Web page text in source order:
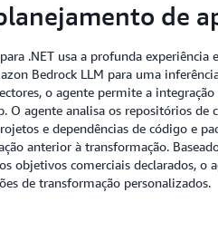
de
.NET usa a profunda experiência
Bedrock LLM para uma
o agente permite a
O agente analisa os repositórios de
e dependências de código e
anterior à transformação.
objetivos comerciais declarados, o
de transformação personalizados.